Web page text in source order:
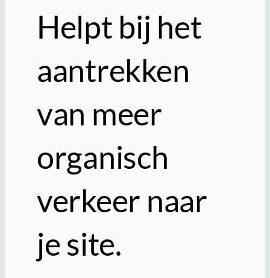
Helpt bij het
aantrekken
van meer
organisch
verkeer naar
je site.